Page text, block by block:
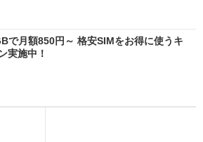
で月額850円～ 格安SIMをお得に使うキ
実施中！